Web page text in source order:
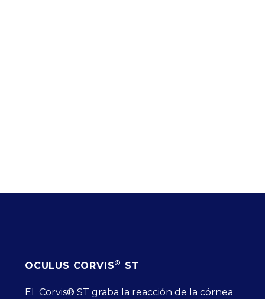
OCULUS CORVIS® ST
El Corvis® ST graba la reacción de la córnea